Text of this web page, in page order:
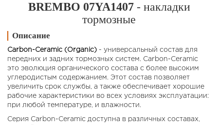
BREMBO 07YA1407- накладки
тормозные
Описание
Carbon-Ceramic (Organic) - универсальный состав для
передних и задних тормозных систем. Carbon-Ceramic
это эволюция органического состава с более высоким
углеродистым содержанием. Этот состав позволяет
увеличить срок службы, а также обеспечивает хорошие
рабочие характеристики во всех условиях эксплуатации:
при любой температуре, и влажности.
Серия Carbon-Ceramic доступна в различных составах,